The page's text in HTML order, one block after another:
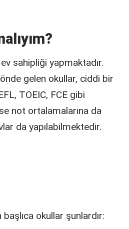
sahipliği yapmaktadır.
gelen okullar, ciddi bir
TOEIC, FCE gibi
not ortalamalarına da
da yapılabilmektedir.
okullar şunlardır: